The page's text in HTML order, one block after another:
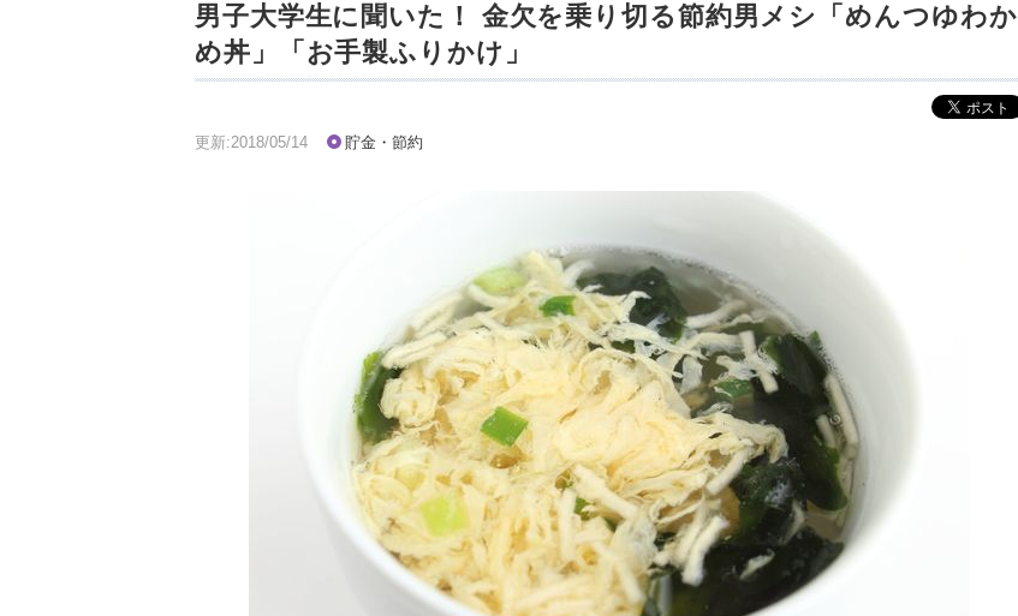
男子大学生に聞いた！ 金欠を乗り切る節約男メシ「めんつゆわか
め丼」「お手製ふりかけ」
更新:2018/05/14 貯金・節約